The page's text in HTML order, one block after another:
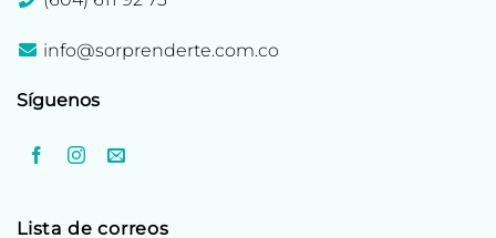
info@sorprenderte.com.co
Síguenos
Lista de correos